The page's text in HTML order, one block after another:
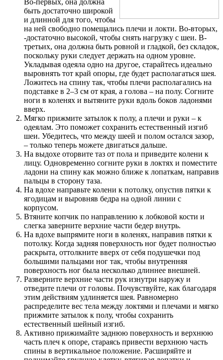
быть достаточно широкой
и длинной для того, чтобы
на ней свободно помещались плечи и локти. Во-вторых,
-достаточно высокой, чтобы снять нагрузку с шеи. В-
третьих, она должна быть ровной и гладкой, без складок,
поскольку руки следует держать на одном уровне.
Укладывая одеяла одно на другое, старайтесь идеально
выровнять тот край опоры, где будет располагаться шея.
Ложитесь на спину так, чтобы плечи располагались на
подставке в 2–3 см от края, а голова – на полу. Согните
ноги в коленях и вытяните руки вдоль боков ладонями
вверх.
Мягко прижмите затылок к полу, а плечи и руки – к
одеялам. Это поможет сохранить естественный изгиб
шеи. Убедитесь, что между шеей и полом остался зазор,
– только теперь можете двигаться дальше.
На выдохе оторвите таз от пола и приведите колени к
лицу. Одновременно согните руки в локтях и поместите
ладони на спину как можно ближе к лопаткам, направив
пальцы в сторону таза.
На вдохе направьте колени к потолку, опустив пятки к
ягодицам и выровняв бедра на одной линии с
корпусом.
Втяните копчик по направлению к лобковой кости и
слегка заверните верхние части бедер внутрь.
На вдохе выпрямите ноги в коленях, направив пятки к
потолку. Когда задняя поверхность ног будет полностью
раскрыта, оттолкните вверх от себя подушечки под
большими пальцами ног так, чтобы внутренняя
поверхность ног была несколько длиннее внешней.
Разверните верхние части рук изнутри наружу и
отведите плечи от головы. Почувствуйте, как благодаря
этим действиям удлиняется шея. Равномерно
распределите вес тела между локтями и плечами и мягко
прижмите затылок к полу, чтобы сохранить
естественный шейный изгиб.
Активно прижимайте заднюю поверхность и верхнюю
часть плеч к опоре, стараясь привести верхнюю часть
спины в вертикальное положение. Расширяйте и